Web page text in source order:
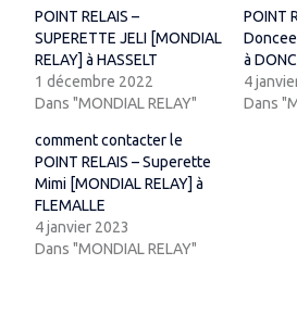
POINT RELAIS –
SUPERETTE JELI [MONDIAL
RELAY] à HASSELT
1 décembre 2022
Dans "MONDIAL RELAY"
POINT
à
4
Dans
comment contacter le
POINT RELAIS – Superette
Mimi [MONDIAL RELAY] à
FLEMALLE
4 janvier 2023
Dans "MONDIAL RELAY"